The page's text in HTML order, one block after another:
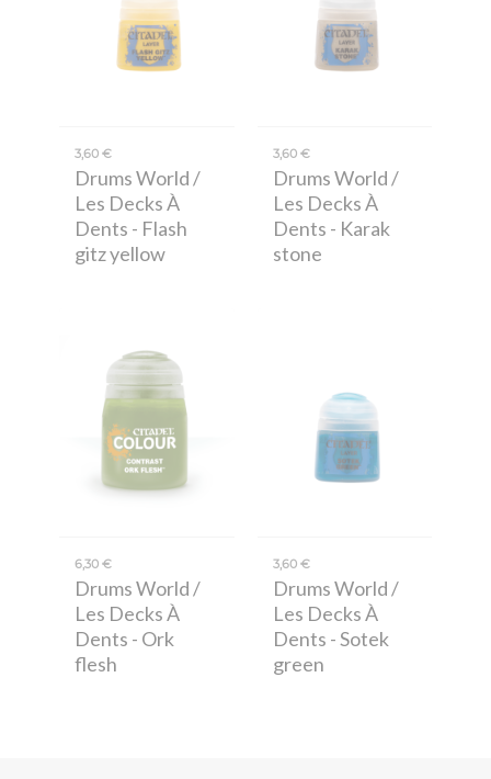
3,60 €
Drums World /
Les Decks À
Dents - Flash
gitz yellow
3,60 €
Drums World /
Les Decks À
Dents - Karak
stone
6,30 €
Drums World /
Les Decks À
Dents - Ork
flesh
3,60 €
Drums World /
Les Decks À
Dents - Sotek
green